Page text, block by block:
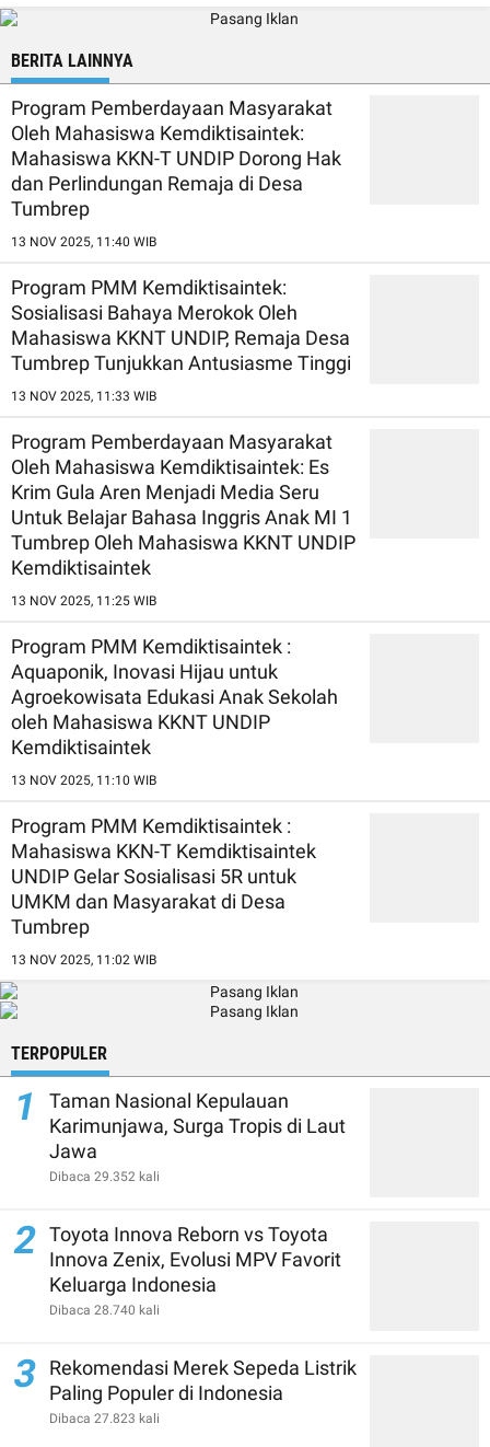
BERITA LAINNYA
Program Pemberdayaan Masyarakat
Oleh Mahasiswa Kemdiktisaintek:
Mahasiswa KKN-T UNDIP Dorong Hak
dan Perlindungan Remaja di Desa
Tumbrep
13 NOV 2025, 11:40 WIB
Program PMM Kemdiktisaintek:
Sosialisasi Bahaya Merokok Oleh
Mahasiswa KKNT UNDIP, Remaja Desa
Tumbrep Tunjukkan Antusiasme Tinggi
13 NOV 2025, 11:33 WIB
Program Pemberdayaan Masyarakat
Oleh Mahasiswa Kemdiktisaintek: Es
Krim Gula Aren Menjadi Media Seru
Untuk Belajar Bahasa Inggris Anak MI 1
Tumbrep Oleh Mahasiswa KKNT UNDIP
Kemdiktisaintek
13 NOV 2025, 11:25 WIB
Program PMM Kemdiktisaintek :
Aquaponik, Inovasi Hijau untuk
Agroekowisata Edukasi Anak Sekolah
oleh Mahasiswa KKNT UNDIP
Kemdiktisaintek
13 NOV 2025, 11:10 WIB
Program PMM Kemdiktisaintek :
Mahasiswa KKN-T Kemdiktisaintek
UNDIP Gelar Sosialisasi 5R untuk
UMKM dan Masyarakat di Desa
Tumbrep
13 NOV 2025, 11:02 WIB
TERPOPULER
1
Taman Nasional Kepulauan
Karimunjawa, Surga Tropis di Laut
Jawa
Dibaca 29.352 kali
2 Toyota Innova Reborn vs Toyota
Innova Zenix, Evolusi MPV Favorit
Keluarga Indonesia
Dibaca 28.740 kali
3
Rekomendasi Merek Sepeda Listrik
Paling Populer di Indonesia
Dibaca 27.823 kali